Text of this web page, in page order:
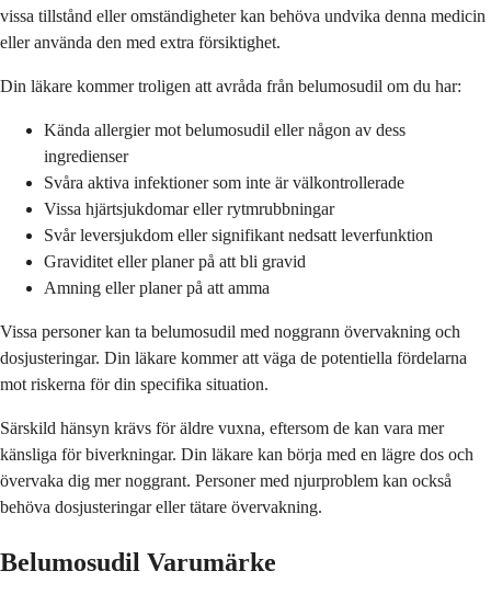
vissa tillstånd eller omständigheter kan behöva undvika denna medicin
eller använda den med extra försiktighet.
Din läkare kommer troligen att avråda från belumosudil om du har:
Kända allergier mot belumosudil eller någon av dess
ingredienser
Svåra aktiva infektioner som inte är välkontrollerade
Vissa hjärtsjukdomar eller rytmrubbningar
Svår leversjukdom eller signifikant nedsatt leverfunktion
Graviditet eller planer på att bli gravid
Amning eller planer på att amma
Vissa personer kan ta belumosudil med noggrann övervakning och
dosjusteringar. Din läkare kommer att väga de potentiella fördelarna
mot riskerna för din specifika situation.
Särskild hänsyn krävs för äldre vuxna, eftersom de kan vara mer
känsliga för biverkningar. Din läkare kan börja med en lägre dos och
övervaka dig mer noggrant. Personer med njurproblem kan också
behöva dosjusteringar eller tätare övervakning.
Belumosudil Varumärke